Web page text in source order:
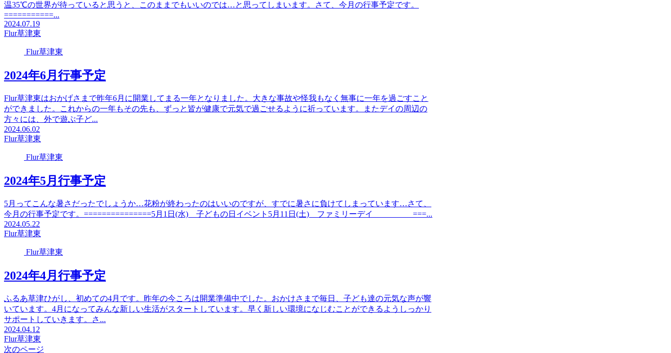
温35℃の世界が待っていると思うと、このままでもいいのでは…と思ってしまいます。さて、今月の行事予定です。
===========...
2024.07.19
Flur草津東
Flur草津東
2024年6月行事予定
Flur草津東はおかげさまで昨年6月に開業してまる一年となりました。大きな事故や怪我もなく無事に一年を過ごすこと
ができました。これからの一年もその先も、ずっと皆が健康で元気で過ごせるように祈っています。またデイの周辺の
方々には、外で遊ぶ子ど...
2024.06.02
Flur草津東
Flur草津東
2024年5月行事予定
5月ってこんな暑さだったでしょうか…花粉が終わったのはいいのですが、すでに暑さに負けてしまっています…さて、
今月の行事予定です。===============5月1日(水) 子どもの日イベント5月11日(土) ファミリーデイ ===...
2024.05.22
Flur草津東
Flur草津東
2024年4月行事予定
ふるあ草津ひがし、初めての4月です。昨年の今ころは開業準備中でした。おかけさまで毎日、子ども達の元気な声が響
いています。4月になってみんな新しい生活がスタートしています。早く新しい環境になじむことができるようしっかり
サポートしていきます。さ...
2024.04.12
Flur草津東
次のページ